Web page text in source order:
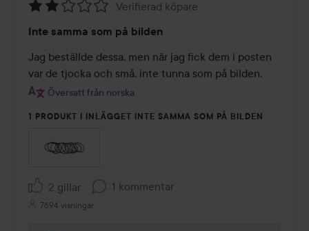
2
av
5
Verifierad köpare
Inte samma som på bilden
Jag beställde dessa, men när jag fick dem i posten
Översatt från norska
1 PRODUKT I INLÄGGET INTE SAMMA SOM PÅ BILDEN
2 gillar 1 kommentar
7694 visningar